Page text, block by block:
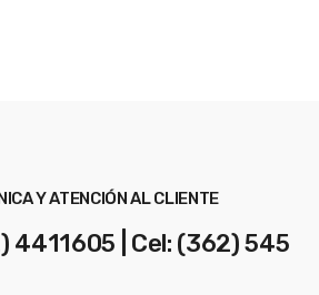
Y ATENCIÓN AL CLIENTE
4411605 | Cel: (362) 545